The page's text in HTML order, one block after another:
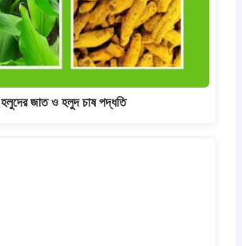
হলুদের জাত ও হলুদ চাষ পদ্ধতি